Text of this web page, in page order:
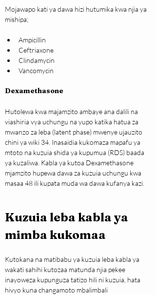
Mojawapo kati ya dawa hizi hutumika kwa njia ya
mishipa;
Ampicillin
Ceftriaxone
Clindamycin
Vancomycin
Dexamethasone
Hutolewa kwa majamzito ambaye ana dalili na
viashiria vya uchungu na yupo katika hatua za
mwanzo za leba (latent phase) mwenye ujauzito
chini ya wiki 34. Inasaidia kukomaza mapafu ya
mtoto na kuzuia shida ya kupumua (RDS) baada
ya kuzaliwa. Kabla ya kutoa Dexamethasone
mjamzito hupewa dawa za kuzuia uchungu kwa
masaa 48 ili kupata muda wa dawa kufanya kazi.
Kuzuia leba kabla ya
mimba kukomaa
Kutokana na matibabu ya kuzuia leba kabla ya
wakati sahihi kutozaa matunda njia pekee
inayoweza kupunguza tatizo hili ni kuzuia, hata
hivyo kuna changamoto mbalimbali